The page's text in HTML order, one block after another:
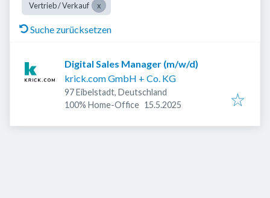
Vertrieb / Verkauf
Suche zurücksetzen
Digital Sales Manager (m/w/d)
krick.com GmbH + Co. KG
97 Eibelstadt, Deutschland
100% Home-Office Veröffentlicht
15.5.2025